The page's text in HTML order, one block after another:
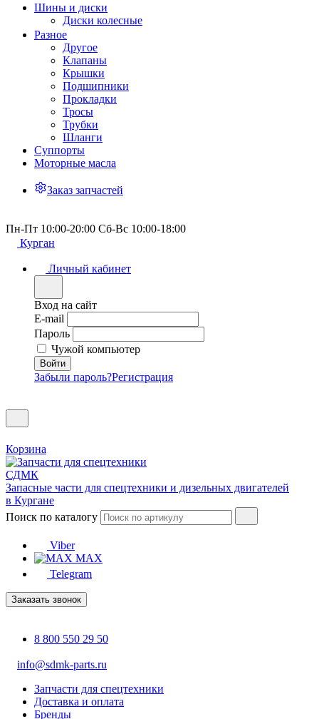
Шины и диски
Диски колесные
Разное
Другое
Клапаны
Крышки
Подшипники
Прокладки
Тросы
Трубки
Шланги
Суппорты
Моторные масла
Заказ запчастей
Пн-Пт 10:00-20:00 Сб-Вс 10:00-18:00
Курган
Личный кабинет
Вход на сайт
E-mail
Пароль
Чужой компьютер
Забыли пароль?Регистрация
Корзина
Запасные части для спецтехники и дизельных двигателей
в Кургане
Поиск по каталогу
Viber
MAX
Telegram
Заказать звонок
8 800 550 29 50
info@sdmk-parts.ru
Запчасти для спецтехники
Доставка и оплата
Бренды